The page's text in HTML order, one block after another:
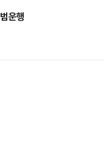
운행